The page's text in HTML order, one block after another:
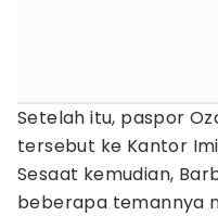
Setelah itu, paspor
tersebut ke Kantor
Sesaat kemudian,
beberapa temannya